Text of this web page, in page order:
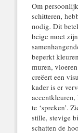
Om
schitteren,
nodig. Dit
beige moet
beperkt
muren,
creëert een
kader is er
te ‘spreken’.
stille, stevige
schatten de